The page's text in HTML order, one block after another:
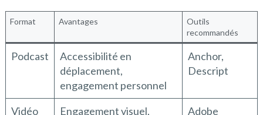
Format Avantages
Outils
recommandés
Podcast
Accessibilité en
déplacement,
engagement personnel
Anchor,
Descript
Vidéo Engagement visuel, Adobe